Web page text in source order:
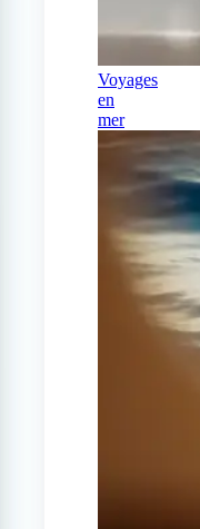
Voyages
en
mer